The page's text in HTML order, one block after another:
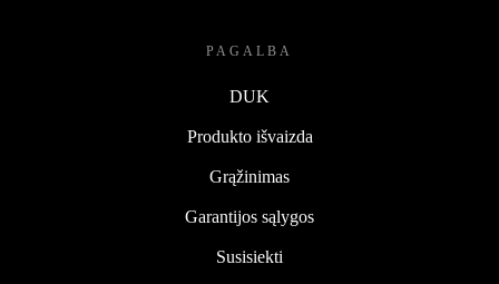
PAGALBA
DUK
Produkto išvaizda
Grąžinimas
Garantijos sąlygos
Susisiekti